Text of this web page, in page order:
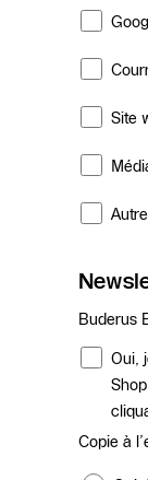
Site
Buderus
Oui,
Copie à